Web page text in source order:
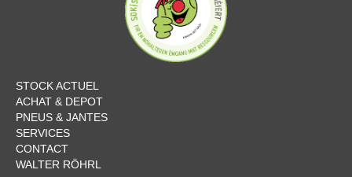
STOCK ACTUEL
ACHAT & DEPOT
PNEUS & JANTES
SERVICES
CONTACT
WALTER RÖHRL